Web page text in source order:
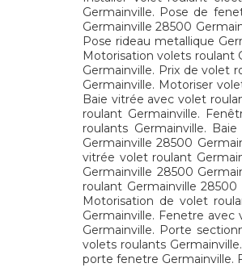
Germainville. Pose de
Germainville 28500
Pose rideau metallique
Motorisation volets roulant
Germainville. Prix de volet
Germainville. Motoriser
Baie vitrée avec volet
roulant Germainville.
roulants Germainville.
Germainville 28500
vitrée volet roulant
Germainville 28500
roulant Germainville
Motorisation de volet
Germainville. Fenetre
Germainville. Porte
volets roulants
porte fenetre Germainville.